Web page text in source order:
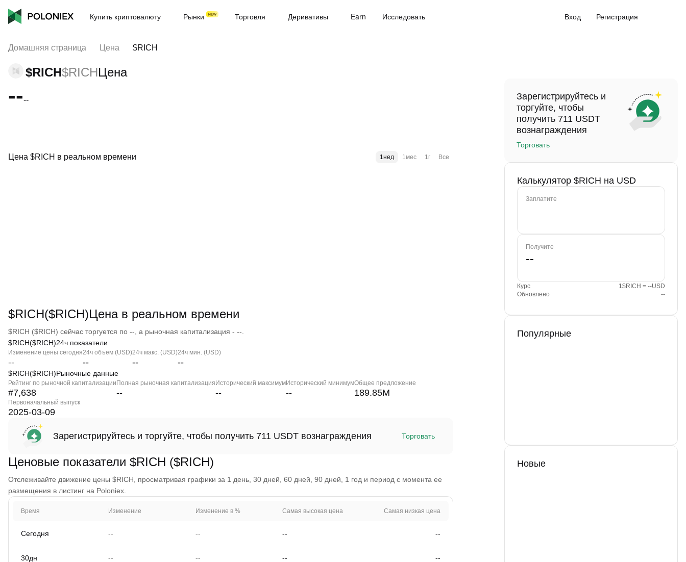
Купить криптовалюту Рынки Торговля Деривативы Earn Исследовать Вход Регистрация
Домашняя страница Цена $RICH
$RICH$RICHЦена
----
Цена $RICH в реальном времени 1нед 1мес 1г Все
$RICH($RICH)Цена в реальном времени
$RICH ($RICH) сейчас торгуется по --, а рыночная капитализация - --.
$RICH($RICH)24ч показатели
Изменение цены сегодня
--
24ч объем (USD)
--
24ч макс. (USD)
--
24ч мин. (USD)
--
$RICH($RICH)Рыночные данные
Рейтинг по рыночной капитализации
#7,638
Полная рыночная капитализация
--
Исторический максимум
--
Исторический минимум
--
Общее предложение
189.85M
Первоначальный выпуск
2025-03-09
Зарегистрируйтесь и торгуйте, чтобы получить 711 USDT вознаграждения Торговать
Ценовые показатели $RICH ($RICH)
Отслеживайте движение цены $RICH, просматривая графики за 1 день, 30 дней, 60 дней, 90 дней, 1 год и период с момента ее
размещения в листинг на Poloniex.
Время Изменение Изменение в % Самая высокая цена Самая низкая цена
Сегодня -- -- -- --
30дн -- -- -- --
Зарегистрируйтесь и
торгуйте, чтобы
получить 711 USDT
вознаграждения
Торговать
Калькулятор $RICH на USD
Заплатите
Получите
Курс
1$RICH = --USD
Обновлено
--
Популярные
Новые